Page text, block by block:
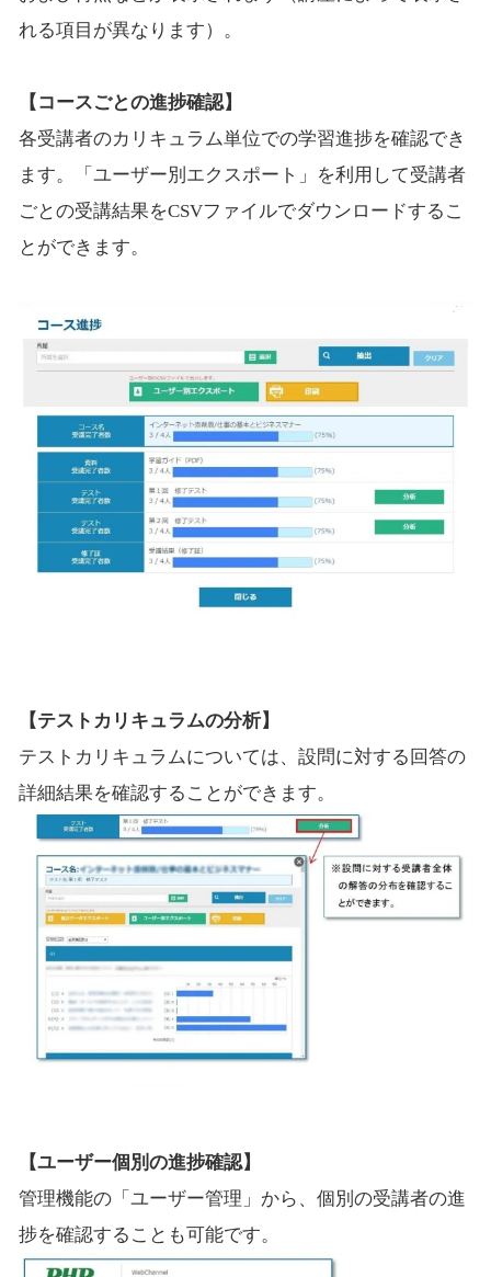
れる項目が異なります）。
【コースごとの進捗確認】
各受講者のカリキュラム単位での学習進捗を確認でき
ます。「ユーザー別エクスポート」を利用して受講者
ごとの受講結果をCSVファイルでダウンロードするこ
とができます。
【テストカリキュラムの分析】
テストカリキュラムについては、設問に対する回答の
詳細結果を確認することができます。
【ユーザー個別の進捗確認】
管理機能の「ユーザー管理」から、個別の受講者の進
捗を確認することも可能です。